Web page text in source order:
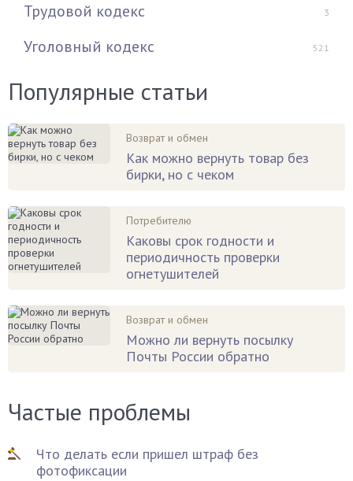
Трудовой кодекс 3
Уголовный кодекс 521
Популярные статьи
Возврат и обмен
Как можно вернуть товар без
бирки, но с чеком
Потребителю
Каковы срок годности и
периодичность проверки
огнетушителей
Возврат и обмен
Можно ли вернуть посылку
Почты России обратно
Частые проблемы
Что делать если пришел штраф без
фотофиксации